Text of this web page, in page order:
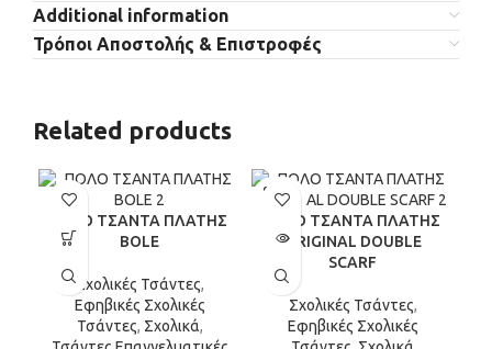
Additional information
Τρόποι Αποστολής & Επιστροφές
Related products
POLO ΤΣΑΝΤΑ ΠΛΑΤΗΣ
BOLE
Σχολικές Τσάντες,
Εφηβικές Σχολικές
Τσάντες, Σχολικά,
SOLD
OUT
POLO ΤΣΑΝΤΑ ΠΛΑΤΗΣ
ORIGINAL DOUBLE
SCARF
Σχολικές Τσάντες,
Εφηβικές Σχολικές